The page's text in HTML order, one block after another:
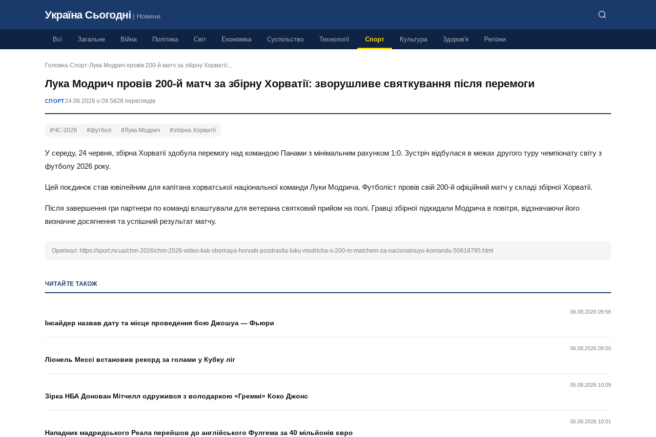
Україна Сьогодні | Новини
Всі Загальне Війна Політика Світ Економіка Суспільство Технології Спорт Культура Здоров'я Регіони
Головна›Спорт›Лука Модрич провів 200-й матч за збірну Хорватії:…
Лука Модрич провів 200-й матч за збірну Хорватії: зворушливе святкування після перемоги
СПОРТ24.06.2026 о 09:5828 переглядів
#ЧС-2026 #футбол #Лука Модрич #збірна Хорватії
У середу, 24 червня, збірна Хорватії здобула перемогу над командою Панами з мінімальним рахунком 1:0. Зустріч відбулася в межах другого туру чемпіонату світу з
футболу 2026 року.
Цей поєдинок став ювілейним для капітана хорватської національної команди Луки Модрича. Футболіст провів свій 200-й офіційний матч у складі збірної Хорватії.
Після завершення гри партнери по команді влаштували для ветерана святковий прийом на полі. Гравці збірної підкидали Модрича в повітря, відзначаючи його
визначне досягнення та успішний результат матчу.
Оригінал: https://sport.nv.ua/chm-2026/chm-2026-video-kak-sbornaya-horvatii-pozdravila-luku-modricha-s-200-m-matchem-za-nacionalnuyu-komandu-50618795.html
ЧИТАЙТЕ ТАКОЖ
06.08.2026 09:56
Інсайдер назвав дату та місце проведення бою Джошуа — Фьюри
06.08.2026 09:50
Ліонель Мессі встановив рекорд за голами у Кубку ліг
05.08.2026 10:09
Зірка НБА Донован Мітчелл одружився з володаркою «Греммі» Коко Джонс
05.08.2026 10:01
Нападник мадридського Реала перейшов до англійського Фулгема за 40 мільйонів євро